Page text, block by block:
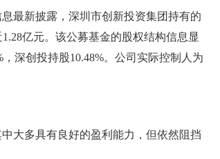
最新披露，深圳市创新投资集团持有的
亿元。该公募基金的股权结构信息显
深创投持股10.48%。公司实际控制人为
大多具有良好的盈利能力，但依然阻挡